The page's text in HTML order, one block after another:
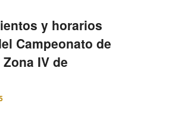
y horarios
Campeonato de
IV de